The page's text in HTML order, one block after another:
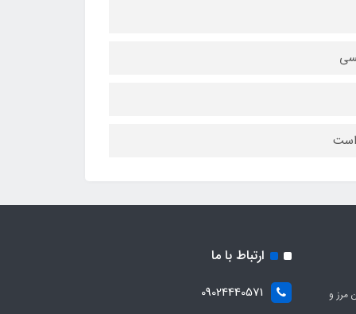
است
مرز و
ارتباط با ما
09024440571